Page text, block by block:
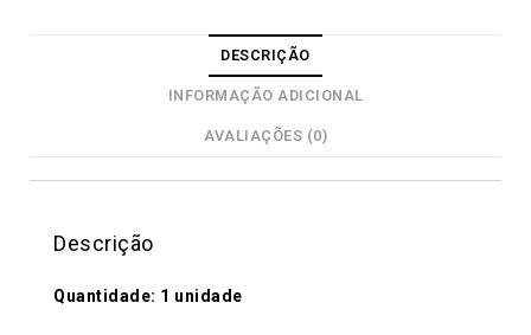
DESCRIÇÃO
INFORMAÇÃO ADICIONAL
AVALIAÇÕES (0)
Descrição
Quantidade: 1 unidade